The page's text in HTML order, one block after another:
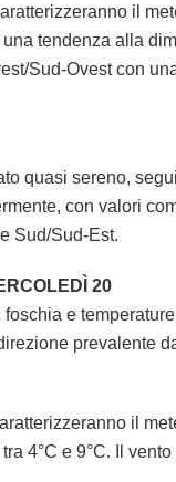
il
tendenza alla
Sud-Ovest con
quasi sereno,
con valori
Sud/Sud-Est.
20
e
prevalente
il
4°C e 9°C. Il